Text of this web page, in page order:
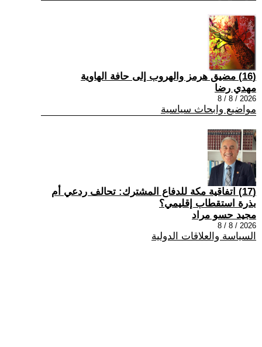
(16) مضيق هرمز والهروب إلى حافة الهاوية
مهدي رضا
2026 / 8 / 8
مواضيع وابحاث سياسية
(17) اتفاقية مكة للدفاع المشترك: تحالف ردعي أم
بذرة استقطاب إقليمي؟
مجيد حسو مراد
2026 / 8 / 8
السياسة والعلاقات الدولية